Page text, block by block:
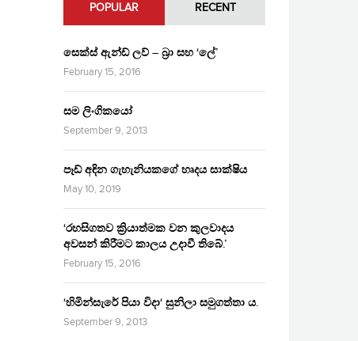
POPULAR RECENT
සෙක්ස් ඇන්ඩ් ලව් – බ්‍රා සහ ‘ලේ’
February 15, 2016
සම ලිංගිකයෝ
September 9, 2013
පෑඩ් අඳින ගැහැනියකගේ හෘදය සාක්ෂිය
May 10, 2019
‘රහසිගතව ක්‍රියාත්මක වන කුලවාදය
අවසන් කිරීමට කාලය උදාවී තිබේ.’
February 15, 2016
‘හිමින්සැරේ පියා විදා‘ සුනිලා සමුගත්තා ය.
September 9, 2013